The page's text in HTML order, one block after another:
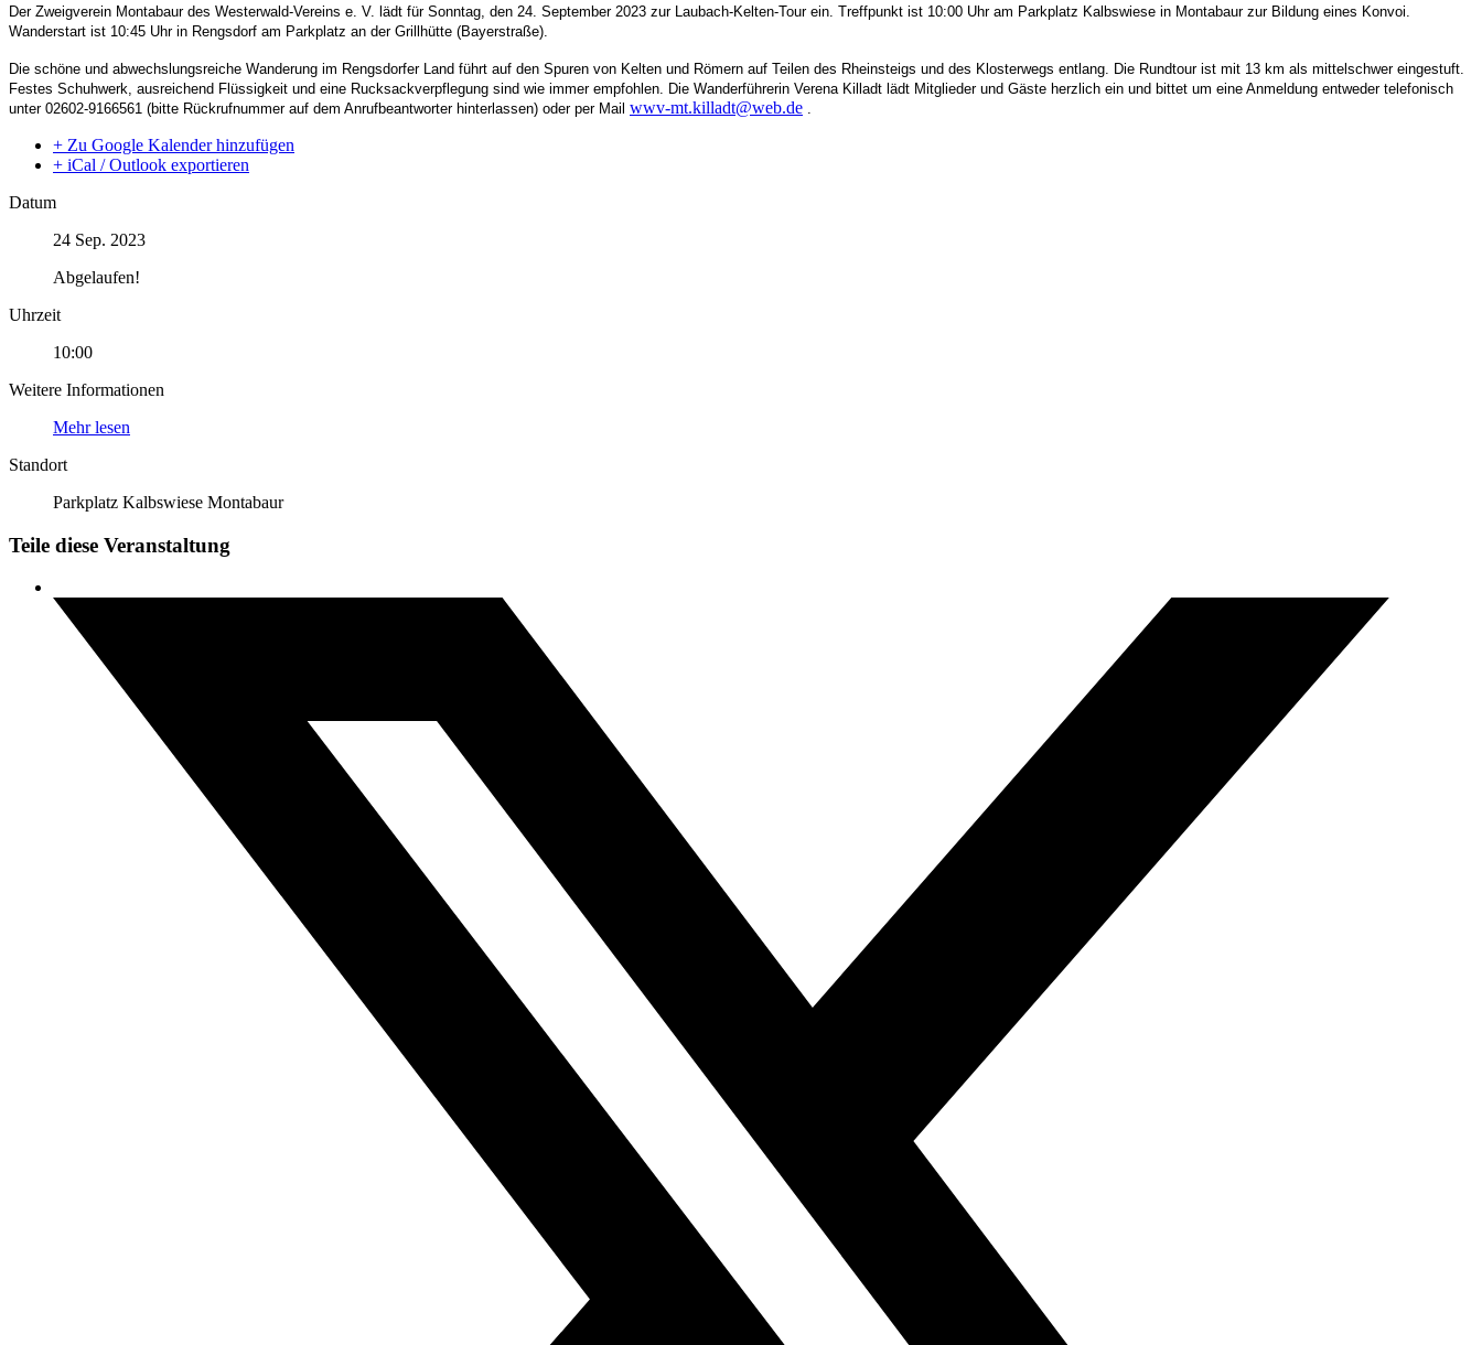
Der Zweigverein Montabaur des Westerwald-Vereins e. V. lädt für Sonntag, den 24. September 2023 zur Laubach-Kelten-Tour ein. Treffpunkt ist 10:00 Uhr am Parkplatz Kalbswiese in Montabaur zur Bildung eines Konvoi.
Wanderstart ist 10:45 Uhr in Rengsdorf am Parkplatz an der Grillhütte (Bayerstraße).
Die schöne und abwechslungsreiche Wanderung im Rengsdorfer Land führt auf den Spuren von Kelten und Römern auf Teilen des Rheinsteigs und des Klosterwegs entlang. Die Rundtour ist mit 1 3 km als mittelschwer eingestuft.
Festes Schuhwerk, ausreichend Flüssigkeit und eine Rucksackverpflegung sind wie immer empfohlen.
Die Wanderführerin Verena Killadt lädt Mitglieder und Gäste herzlich ein und bittet um eine Anmeldung entweder telefonisch
unter 02602-9166561 (bitte Rückrufnummer auf dem Anrufbeantworter hinterlassen) oder per Mail wwv-mt.killadt@web.de
+ Zu Google Kalender hinzufügen
+ iCal / Outlook exportieren
Datum
24 Sep. 2023
Abgelaufen!
Uhrzeit
10:00
Weitere Informationen
Mehr lesen
Standort
Parkplatz Kalbswiese Montabaur
Teile diese Veranstaltung